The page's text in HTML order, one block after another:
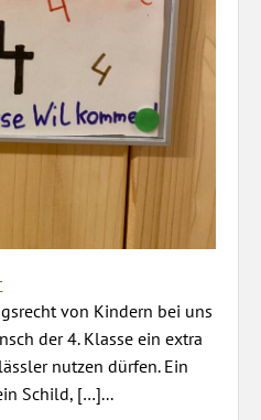
von Kindern bei uns
der 4. Klasse ein extra
nutzen dürfen. Ein
Schild, […]...